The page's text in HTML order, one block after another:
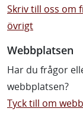
Skriv till oss om
övrigt
Webbplatsen
Har du frågor
webbplatsen?
Tyck till om